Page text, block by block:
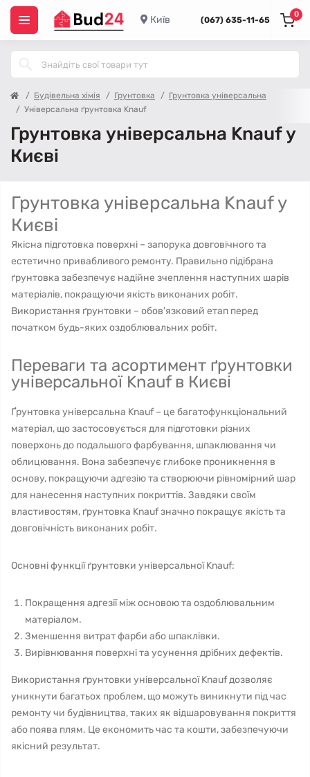
Київ (067) 635-11-65
0
Будівельна хімія Грунтовка
Грунтовка універсальна
Універсальна ґрунтовка Knauf
Грунтовка універсальна Knauf у
Києві
Грунтовка універсальна Knauf у
Києві
Якісна підготовка поверхні – запорука довговічного та
естетично привабливого ремонту. Правильно підібрана
ґрунтовка забезпечує надійне зчеплення наступних шарів
матеріалів, покращуючи якість виконаних робіт.
Використання ґрунтовки – обов'язковий етап перед
початком будь-яких оздоблювальних робіт.
Переваги та асортимент ґрунтовки
універсальної Knauf в Києві
Ґрунтовка універсальна Knauf – це багатофункціональний
матеріал, що застосовується для підготовки різних
поверхонь до подальшого фарбування, шпаклювання чи
облицювання. Вона забезпечує глибоке проникнення в
основу, покращуючи адгезію та створюючи рівномірний шар
для нанесення наступних покриттів. Завдяки своїм
властивостям, ґрунтовка Knauf значно покращує якість та
довговічність виконаних робіт.
Основні функції ґрунтовки універсальної Knauf:
Покращення адгезії між основою та оздоблювальним
матеріалом.
Зменшення витрат фарби або шпаклівки.
Вирівнювання поверхні та усунення дрібних дефектів.
Використання ґрунтовки універсальної Knauf дозволяє
уникнути багатьох проблем, що можуть виникнути під час
ремонту чи будівництва, таких як відшаровування покриття
або поява плям. Це економить час та кошти, забезпечуючи
якісний результат.